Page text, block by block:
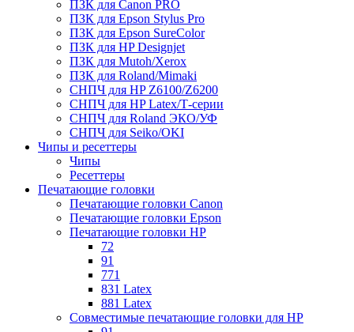
ПЗК для Canon PRO
ПЗК для Epson Stylus Pro
ПЗК для Epson SureColor
ПЗК для HP Designjet
ПЗК для Mutoh/Xerox
ПЗК для Roland/Mimaki
СНПЧ для HP Z6100/Z6200
СНПЧ для HP Latex/Т-cерии
СНПЧ для Roland ЭКО/УФ
СНПЧ для Seiko/OKI
Чипы и ресеттеры
Чипы
Ресеттеры
Печатающие головки
Печатающие головки Canon
Печатающие головки Epson
Печатающие головки HP
72
91
771
831 Latex
881 Latex
Совместимые печатающие головки для HP